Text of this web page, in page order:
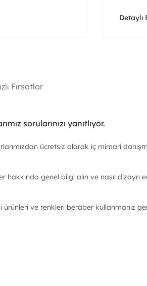
Detaylı
Fırsatlar
sorularınızı yanıtlıyor.
ücretsiz olarak iç mimari
hakkında genel bilgi alın ve nasıl dizayn
ürünleri ve renkleri beraber kullanmanız